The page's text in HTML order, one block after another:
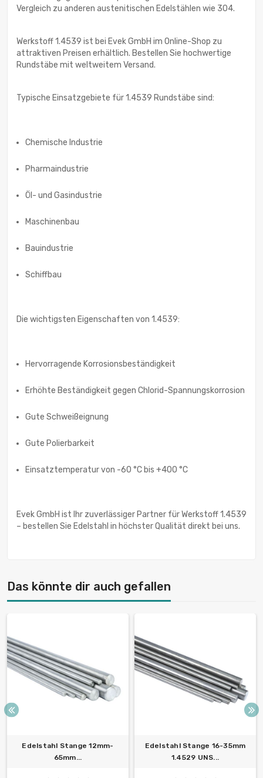
Vergleich zu anderen austenitischen Edelstählen wie 304.
Werkstoff 1.4539 ist bei Evek GmbH im Online-Shop zu
attraktiven Preisen erhältlich. Bestellen Sie hochwertige
Rundstäbe mit weltweitem Versand.
Typische Einsatzgebiete für 1.4539 Rundstäbe sind:
Chemische Industrie
Pharmaindustrie
Öl- und Gasindustrie
Maschinenbau
Bauindustrie
Schiffbau
Die wichtigsten Eigenschaften von 1.4539:
Hervorragende Korrosionsbeständigkeit
Erhöhte Beständigkeit gegen Chlorid-Spannungskorrosion
Gute Schweißeignung
Gute Polierbarkeit
Einsatztemperatur von -60 °C bis +400 °C
Evek GmbH ist Ihr zuverlässiger Partner für Werkstoff 1.4539
– bestellen Sie Edelstahl in höchster Qualität direkt bei uns.
Das könnte dir auch gefallen
Edelstahl Stange 12mm-
65mm...
Edelstahl Stange 16-35mm
1.4529 UNS...